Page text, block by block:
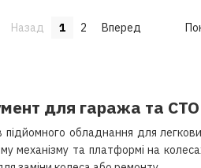
для гаража та СТО
обладнання для
механізму та платформі на
Назад 1 2 Вперед